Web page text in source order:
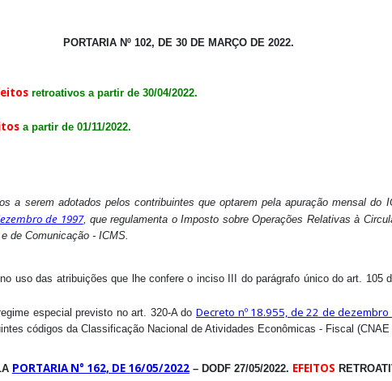
PORTARIA Nº 102, DE 30 DE MARÇO DE 2022.
retroativos a partir de 30/04/2022.
a partir de 01/11/2022.
a serem adotados pelos contribuintes que optarem pela apuração mensal
de 1997, que regulamenta o Imposto sobre Operações Relativas à
de Comunicação - ICMS.
uso das atribuições que lhe confere o inciso III do parágrafo único do art. 105
especial previsto no art. 320-A do Decreto nº 18.955, de 22 de
códigos da Classificação Nacional de Atividades Econômicas - Fiscal
PORTARIA N° 162, DE 16/05/2022– DODF 27/05/2022. EFEITOS